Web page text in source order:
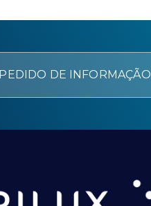
PEDIDO DE INFORMAÇÃO